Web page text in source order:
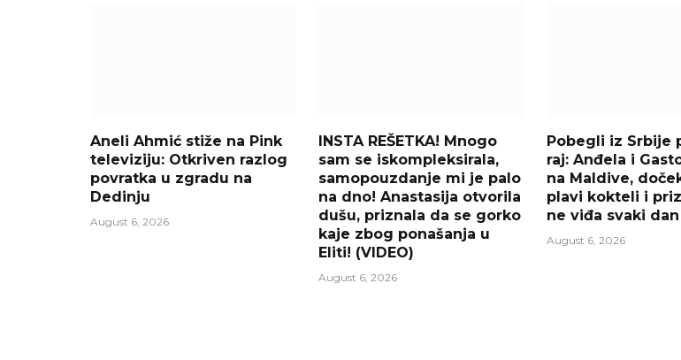
Aneli Ahmić stiže na Pink
televiziju: Otkriven razlog
povratka u zgradu na
Dedinju
August 6, 2026
INSTA REŠETKA! Mnogo
sam se iskompleksirala,
samopouzdanje mi je palo
na dno! Anastasija otvorila
dušu, priznala da se gorko
kaje zbog ponašanja u
Eliti! (VIDEO)
August 6, 2026
Pobegli iz Srbije
raj: Anđela i
na Maldive,
plavi kokteli i
ne viđa svaki dan
August 6, 2026